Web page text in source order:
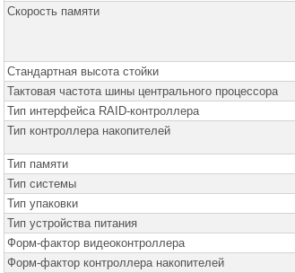
Скорость памяти
Стандартная высота стойки
Тактовая частота шины центрального процессора
Тип интерфейса RAID-контроллера
Тип контроллера накопителей
Тип памяти
Тип системы
Тип упаковки
Тип устройства питания
Форм-фактор видеоконтроллера
Форм-фактор контроллера накопителей